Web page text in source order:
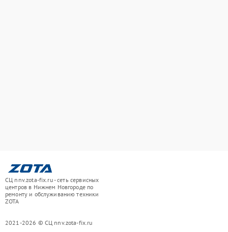
СЦ nnv.zota-fix.ru - сеть сервисных
центров в Нижнем Новгороде по
ремонту и обслуживанию техники
ZOTA
2021-2026 © СЦ nnv.zota-fix.ru